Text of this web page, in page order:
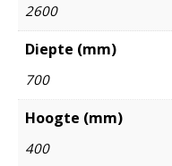
2600
Diepte (mm)
700
Hoogte (mm)
400